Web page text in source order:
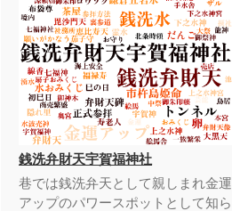
銭洗弁財天宇賀福神社
巷では銭洗弁天として親しまれ金運
アップのパワースポットとして知ら